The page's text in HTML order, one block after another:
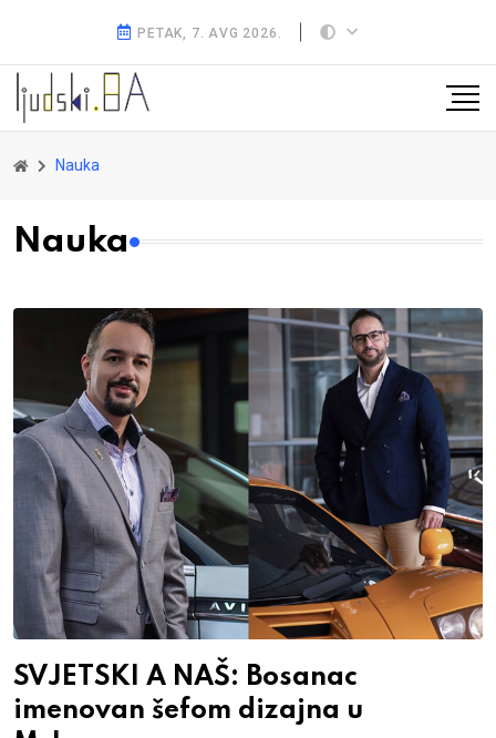
PETAK, 7. AVG 2026.
Nauka
Nauka
SVJETSKI A NAŠ: Bosanac
imenovan šefom dizajna u